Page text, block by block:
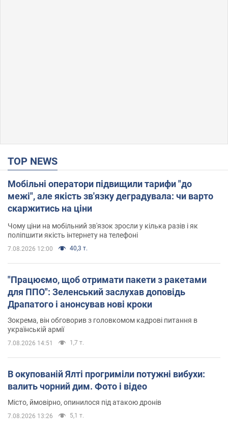
TOP NEWS
Мобільні оператори підвищили тарифи "до
межі", але якість зв'язку деградувала: чи варто
скаржитись на ціни
Чому ціни на мобільний зв'язок зросли у кілька разів і як
поліпшити якість інтернету на телефоні
7.08.2026 12:00 40,3 т.
"Працюємо, щоб отримати пакети з ракетами
для ППО": Зеленський заслухав доповідь
Драпатого і анонсував нові кроки
Зокрема, він обговорив з головкомом кадрові питання в
українській армії
7.08.2026 14:51 1,7 т.
В окупованій Ялті прогриміли потужні вибухи:
валить чорний дим. Фото і відео
Місто, ймовірно, опинилося під атакою дронів
7.08.2026 13:26 5,1 т.